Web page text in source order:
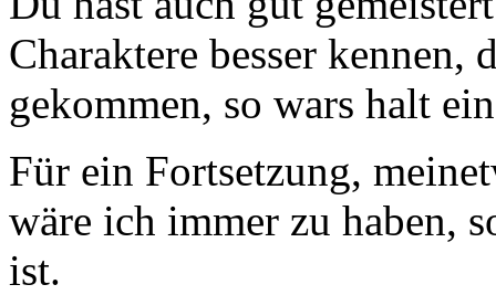
Charaktere besser kennen,
gekommen, so wars halt
Für ein Fortsetzung,
wäre ich immer zu haben,
ist.